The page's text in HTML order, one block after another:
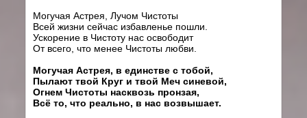
Могучая Астрея, Лучом Чистоты
Всей жизни сейчас избавленье пошли.
Ускорение в Чистоту нас освободит
От всего, что менее Чистоты любви.
Могучая Астрея, в единcтве с тобой,
Пылают твой Круг и твой Меч синевой,
Огнем Чистоты насквозь пронзая,
Всё то, что реально, в нас возвышает.